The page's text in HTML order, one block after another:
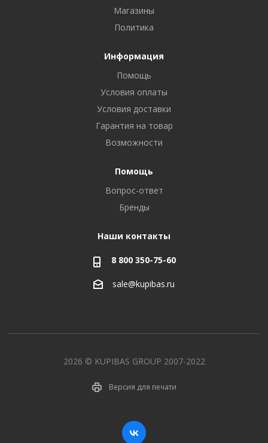
Магазины
Политика
Информация
Помощь
Условия оплаты
Условия доставки
Гарантия на товар
Возможности
Помощь
Вопрос-ответ
Бренды
Наши контакты
8 800 350-75-60
sale@kupibas.ru
2026 © KUPIBAS GROUP 2007-2022
Версия для печати